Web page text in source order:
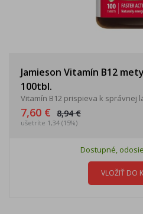
Jamieson Vitamín B12
100tbl.
Vitamín B12 prispieva k správnej
7,60 € 8,94 €
ušetríte 1,34 (15%)
Dostupné,
VLOŽIŤ DO